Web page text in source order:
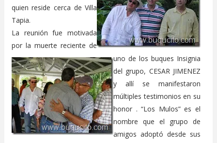
quien reside cerca de Villa
Tapia.
La reunión fue motivada
por la muertereciente de
uno de los buques Insignia
del grupo, CESAR JIMENEZ
y allí se manifestaron
múltiples testimonios en su
honor . “Los Mulos” es el
nombre que el grupo de
amigos adoptó desde sus